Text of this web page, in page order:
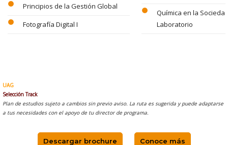
circle Principios de la Gestión Global
circle Fotografía Digital I
circle
Química en la
Laboratorio
UAG
Selección Track
Plan de estudios sujeto a cambios sin previo aviso. La ruta es sugerida y puede adaptarse
a tus necesidades con el apoyo de tu director de programa.
Descargar brochure Conoce más